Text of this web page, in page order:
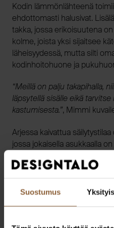
Suostumus
Kodin lämmönlähteenä
ehdottomasti halusivat.
takka, jossa erikoisuutena
kolme, joista yksi sijaitsee
läheisyydessä, mutta silti
kodinhoitohuone ja
“Meillä on palju takapihalla,
läpsytellä sisälle eikä
kastumisesta.”, Mimmi
Arjessa kaivattua
jossa jokaisella asukkaalla